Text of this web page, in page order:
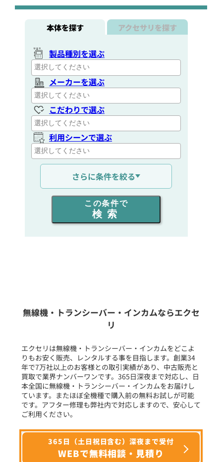
本体を探す アクセサリを探す
製品種別を選ぶ
メーカーを選ぶ
こだわりで選ぶ
利用シーンで選ぶ
通信距離を選ぶ
出力を選ぶ
同時通話人数を選ぶ
フリーワード入力(製品名等)
選択条件をリセット
さらに条件を絞る
この条件で
検索
無線機・トランシーバー・インカムならエクセ
リ
エクセリは無線機・トランシーバー・インカムをどこよ
りもお安く販売、レンタルする事を目指します。創業34
年で7万社以上のお客様との取引実績があり、中古販売と
買取で業界ナンバーワンです。365日深夜まで対応し、日
本全国に無線機・トランシーバー・インカムをお届けし
ています。またほぼ全機種で購入前の無料お試しが可能
です。アフター修理も弊社内で対応しますので、安心して
ご利用ください。
365日（土日祝日含む）深夜まで受付
WEBで無料相談・見積り